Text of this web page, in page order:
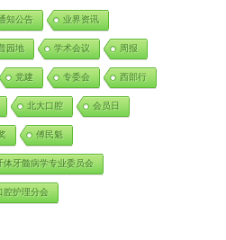
知公告 业界资讯
园地 学术会议 周报
党建 专委会 西部行
北大口腔 会员日
傅民魁
体牙髓病学专业委员会
腔护理分会